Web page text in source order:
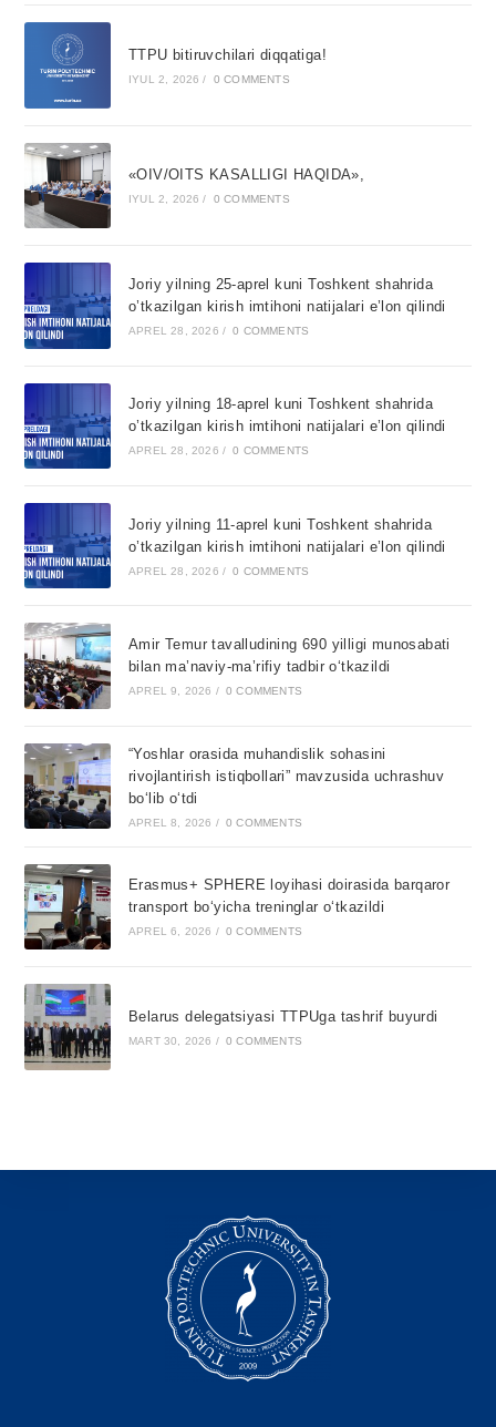
TTPU bitiruvchilari diqqatiga!
IYUL 2, 2026 / 0 COMMENTS
«OIV/OITS KASALLIGI HAQIDA»,
IYUL 2, 2026 / 0 COMMENTS
Joriy yilning 25-aprel kuni Toshkent shahrida
o’tkazilgan kirish imtihoni natijalari e’lon qilindi
APREL 28, 2026 / 0 COMMENTS
Joriy yilning 18-aprel kuni Toshkent shahrida
o’tkazilgan kirish imtihoni natijalari e’lon qilindi
APREL 28, 2026 / 0 COMMENTS
Joriy yilning 11-aprel kuni Toshkent shahrida
o’tkazilgan kirish imtihoni natijalari e’lon qilindi
APREL 28, 2026 / 0 COMMENTS
Amir Temur tavalludining 690 yilligi munosabati
bilan ma’naviy-ma’rifiy tadbir o‘tkazildi
APREL 9, 2026 / 0 COMMENTS
“Yoshlar orasida muhandislik sohasini
rivojlantirish istiqbollari” mavzusida uchrashuv
bo‘lib o‘tdi
APREL 8, 2026 / 0 COMMENTS
Erasmus+ SPHERE loyihasi doirasida barqaror
transport bo‘yicha treninglar o‘tkazildi
APREL 6, 2026 / 0 COMMENTS
Belarus delegatsiyasi TTPUga tashrif buyurdi
MART 30, 2026 / 0 COMMENTS